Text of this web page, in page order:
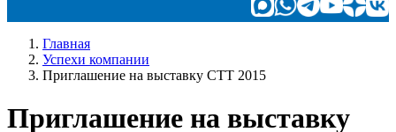
Главная
Успехи компании
Приглашение на выставку СТТ 2015
Приглашение на выставку